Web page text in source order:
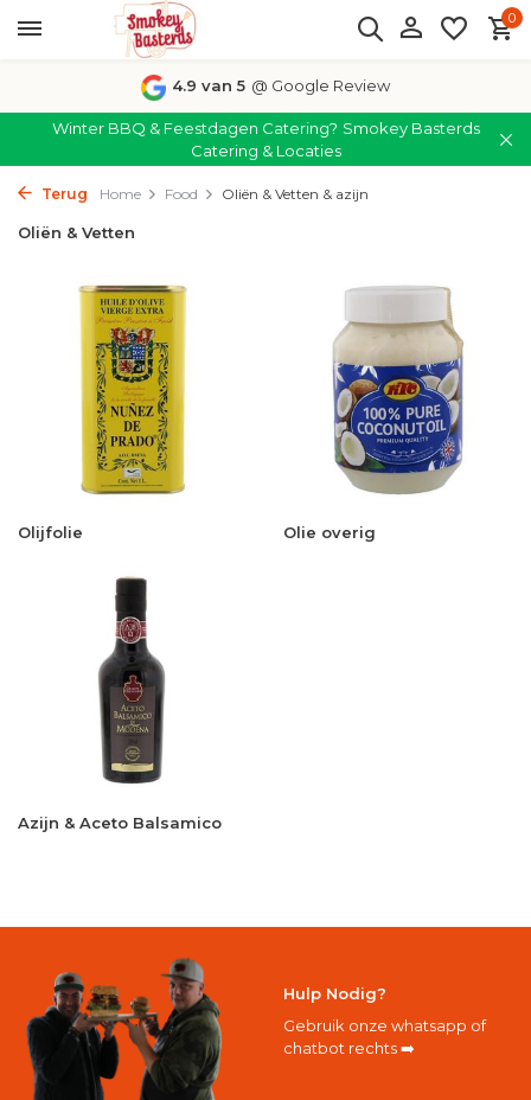
0
4.9 van 5 @ Google Review
Winter BBQ & Feestdagen Catering? Smokey Basterds
Catering & Locaties
Terug Home Food Oliën & Vetten & azijn
Oliën & Vetten
Olijfolie Olie overig
Azijn & Aceto Balsamico
Hulp Nodig?
Gebruik onze whatsapp of
chatbot rechts ➡️